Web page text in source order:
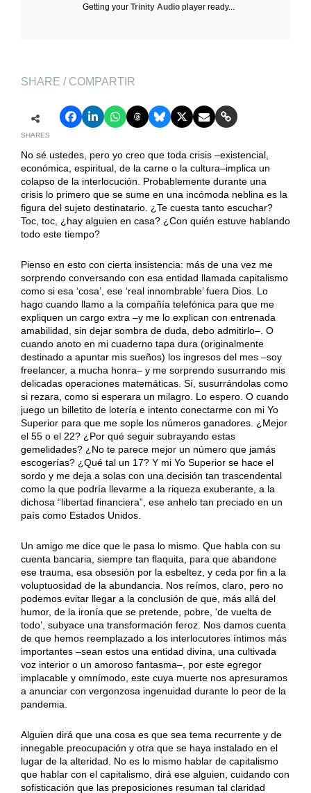
Getting yourTrinity Audio player ready...
SHARE / COMPARTIR
SHARES
No sé ustedes, pero yo creo que toda crisis –existencial,
económica, espiritual, de la carne o la cultura–implica un
colapso de la interlocución. Probablemente durante una
crisis lo primero que se sume en una incómoda neblina es la
figura del sujeto destinatario. ¿Te cuesta tanto escuchar?
Toc, toc, ¿hay alguien en casa? ¿Con quién estuve hablando
todo este tiempo?
Pienso en esto con cierta insistencia: más de una vez me
sorprendo conversando con esa entidad llamada capitalismo
como si esa ‘cosa’, ese ‘real innombrable’ fuera Dios. Lo
hago cuando llamo a la compañía telefónica para que me
expliquen un cargo extra –y me lo explican con entrenada
amabilidad, sin dejar sombra de duda, debo admitirlo–. O
cuando anoto en mi cuaderno tapa dura (originalmente
destinado a apuntar mis sueños) los ingresos del mes –soy
freelancer, a mucha honra– y me sorprendo susurrando mis
delicadas operaciones matemáticas. Sí, susurrándolas como
si rezara, como si esperara un milagro. Lo espero. O cuando
juego un billetito de lotería e intento conectarme con mi Yo
Superior para que me sople los números ganadores. ¿Mejor
el 55 o el 22? ¿Por qué seguir subrayando estas
gemelidades? ¿No te parece mejor un número que jamás
escogerías? ¿Qué tal un 17? Y mi Yo Superior se hace el
sordo y me deja a solas con una decisión tan trascendental
como la que podría llevarme a la riqueza exuberante, a la
dichosa “libertad financiera”, ese anhelo tan preciado en un
país como Estados Unidos.
Un amigo me dice que le pasa lo mismo. Que habla con su
cuenta bancaria, siempre tan flaquita, para que abandone
ese trauma, esa obsesión por la esbeltez, y ceda por fin a la
voluptuosidad de la abundancia. Nos reímos, claro, pero no
podemos evitar llegar a la conclusión de que, más allá del
humor, de la ironía que se pretende, pobre, ‘de vuelta de
todo’, subyace una transformación feroz. Nos damos cuenta
de que hemos reemplazado a los interlocutores íntimos más
importantes –sean estos una entidad divina, una cultivada
voz interior o un amoroso fantasma–, por este egregor
implacable y omnímodo, este cuya muerte nos apresuramos
a anunciar con vergonzosa ingenuidad durante lo peor de la
pandemia.
Alguien dirá que una cosa es que sea tema recurrente y de
innegable preocupación y otra que se haya instalado en el
lugar de la alteridad. No es lo mismo hablar de capitalismo
que hablar con el capitalismo, dirá ese alguien, cuidando con
sofisticación que las preposiciones resuman tal claridad